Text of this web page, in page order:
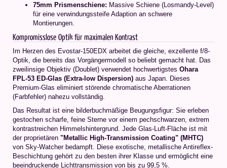
75mm Prismenschiene: Massive Schiene (Losmandy-Level)
für eine verwindungssteife Adaption an schwere
Montierungen.
Kompromisslose Optik für maximalen Kontrast
Im Herzen des Evostar-150EDX arbeitet die gleiche, exzellente f/8-
Optik, die bereits das Vorgängermodell so beliebt gemacht hat. Das
zweilinsige Objektiv (Doublet) verwendet hochwertigstes Ohara
FPL-53 ED-Glas (Extra-low Dispersion) aus Japan. Dieses
Premium-Glas eliminiert störende chromatische Aberrationen
(Farbfehler) nahezu vollständig.
Das Resultat ist eine bilderbuchmäßige Beugungsfigur: Sie erleben
gestochen scharfe, feine Sterne vor einem pechschwarzen, extrem
kontrastreichen Himmelshintergrund. Jede Glas-Luft-Fläche ist mit
der proprietären "Metallic High-Transmission Coating" (MHTC)
von Sky-Watcher bedampft. Diese exotische, metallische Antireflex-
Beschichtung gehört zu den besten ihrer Klasse und ermöglicht eine
beeindruckende Lichttransmission von bis zu 99,5 %.